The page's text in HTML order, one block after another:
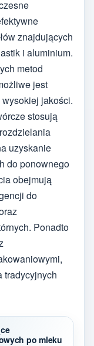
znajdujących
i aluminium.
metod
jest
jakości.
stosują
uzyskanie
do ponownego
obejmują
do
Ponadto
tradycyjnych
po mleku